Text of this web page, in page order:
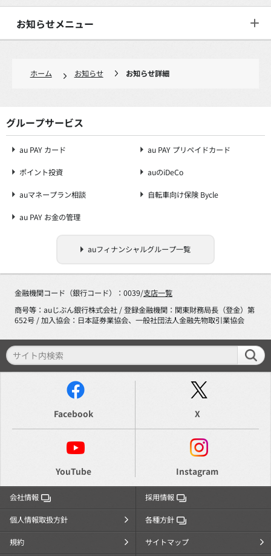
お知らせメニュー
ホーム お知らせ お知らせ詳細
グループサービス
au PAY カード au PAY プリペイドカード
ポイント投資 auのiDeCo
auマネープラン相談 自転車向け保険 Bycle
au PAY お金の管理
auフィナンシャルグループ一覧
金融機関コード（銀行コード）：0039/支店一覧
商号等：auじぶん銀行株式会社 / 登録金融機関：関東財務局長（登金）第
652号 / 加入協会：日本証券業協会、一般社団法人金融先物取引業協会
Facebook X
YouTube Instagram
会社情報 採用情報
個人情報取扱方針 各種方針
規約 サイトマップ